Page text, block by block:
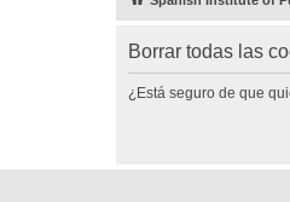
Borrar todas las
¿Está seguro de que